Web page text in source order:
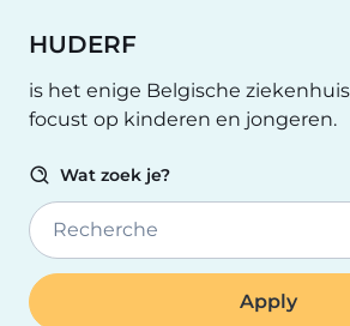
HUDERF
is het enige Belgische
focust op kinderen en jongeren.
Wat zoek je?
Recherche